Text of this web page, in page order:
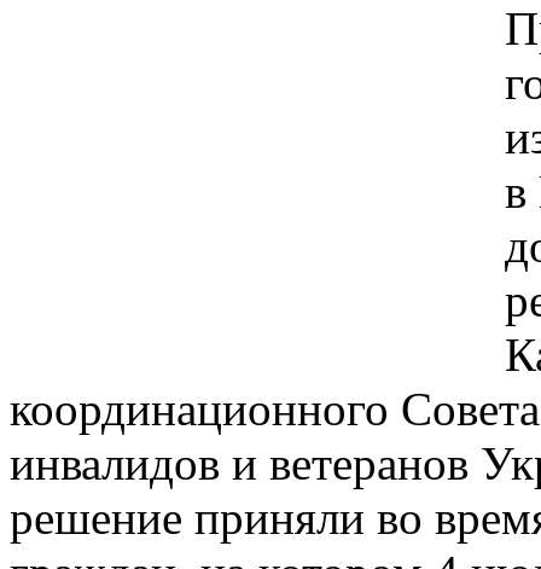
в
координационного
инвалидов и ветеранов
решение приняли во